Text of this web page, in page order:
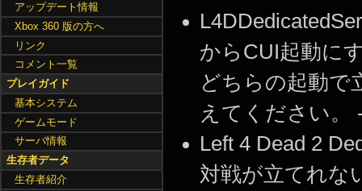
からCUI起動に
どちらの起動で
えてください。
Left 4 Dead 2
対戦が立てれな
アップデート情報
Xbox 360 版の方へ
リンク
コメント一覧
プレイガイド
基本システム
ゲームモード
サーバ情報
生存者データ
生存者紹介